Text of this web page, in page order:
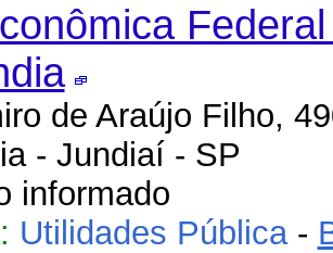
de Araújo Filho,
- Jundiaí - SP
informado
Utilidades Pública-